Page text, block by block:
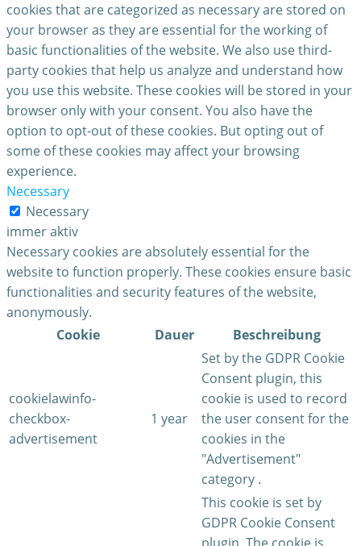
cookies that are categorized as necessary are stored on
your browser as they are essential for the working of
basic functionalities of the website. We also use third-
party cookies that help us analyze and understand how
you use this website. These cookies will be stored in your
browser only with your consent. You also have the
option to opt-out of these cookies. But opting out of
some of these cookies may affect your browsing
experience.
Necessary
Necessary
immer aktiv
Necessary cookies are absolutely essential for the
website to function properly. These cookies ensure basic
functionalities and security features of the website,
anonymously.
Cookie
Dauer Beschreibung
cookielawinfo-
checkbox-
advertisement
1 year
Set by the GDPR Cookie
Consent plugin, this
cookie is used to record
the user consent for the
cookies in the
"Advertisement"
category .
This cookie is set by
GDPR Cookie Consent